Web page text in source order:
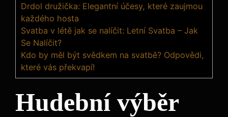
Drdol družička: Elegantní účesy, které zaujmou
každého hosta
Svatba v létě jak se nalíčit: Letní Svatba – Jak
Se Nalíčit?
Kdo by měl být svědkem na svatbě? Odpovědi,
které vás překvapí!
Hudební výběr